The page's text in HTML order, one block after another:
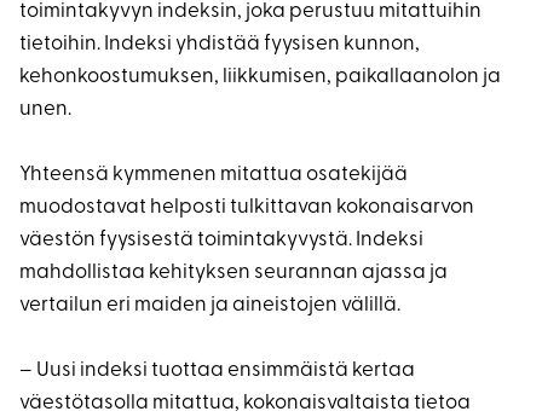
toimintakyvyn indeksin, joka perustuu mitattuihin
tietoihin. Indeksi yhdistää fyysisen kunnon,
kehonkoostumuksen, liikkumisen, paikallaanolon ja
unen.
Yhteensä kymmenen mitattua osatekijää
muodostavat helposti tulkittavan kokonaisarvon
väestön fyysisestä toimintakyvystä. Indeksi
mahdollistaa kehityksen seurannan ajassa ja
vertailun eri maiden ja aineistojen välillä.
– Uusi indeksi tuottaa ensimmäistä kertaa
väestötasolla mitattua, kokonaisvaltaista tietoa